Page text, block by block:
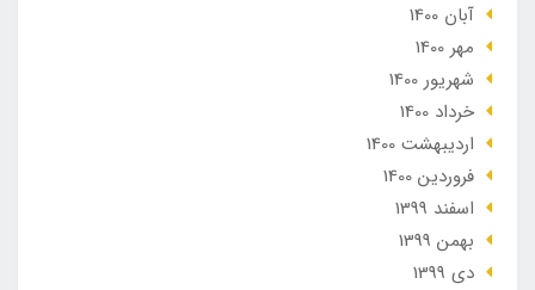
آبان 1400
مهر 1400
شهریور 1400
خرداد 1400
ارديبهشت 1400
فروردین 1400
اسفند 1399
بهمن 1399
دی 1399